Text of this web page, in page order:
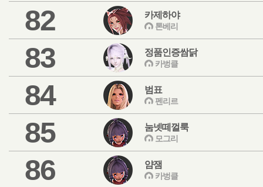
82 카제하야
톤베리
83 정품인증쌈닭
카벙클
84 범표
펜리르
85 눔넷떼껄룩
모그리
86 얌잼
카벙클